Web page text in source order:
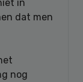
in
dat men
nog